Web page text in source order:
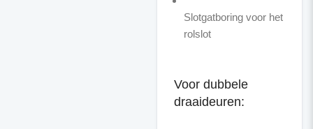
Slotgatboring voor het
rolslot
Voor dubbele
draaideuren: